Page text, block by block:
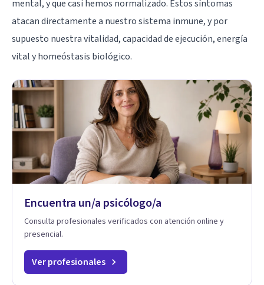
mental, y que casi hemos normalizado. Estos síntomas
atacan directamente a nuestro sistema inmune, y por
supuesto nuestra vitalidad, capacidad de ejecución, energía
vital y homeóstasis biológico.
Encuentra un/a psicólogo/a
Consulta profesionales verificados con atención online y
presencial.
Ver profesionales